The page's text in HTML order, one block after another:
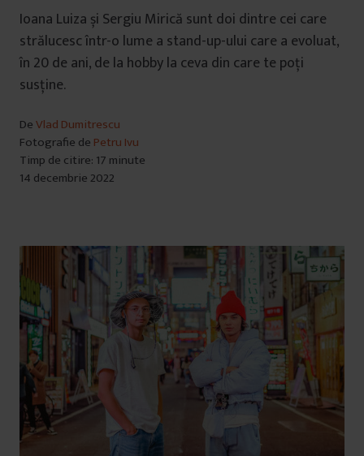
Ioana Luiza și Sergiu Mirică sunt doi dintre cei care
strălucesc într-o lume a stand-up-ului care a evoluat,
în 20 de ani, de la hobby la ceva din care te poți
susține.
DeVlad Dumitrescu
Fotografie de Petru Ivu
Timp de citire: 17 minute
14 decembrie 2022